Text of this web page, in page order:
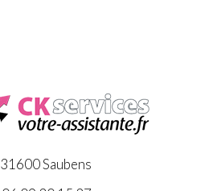
31600 Saubens